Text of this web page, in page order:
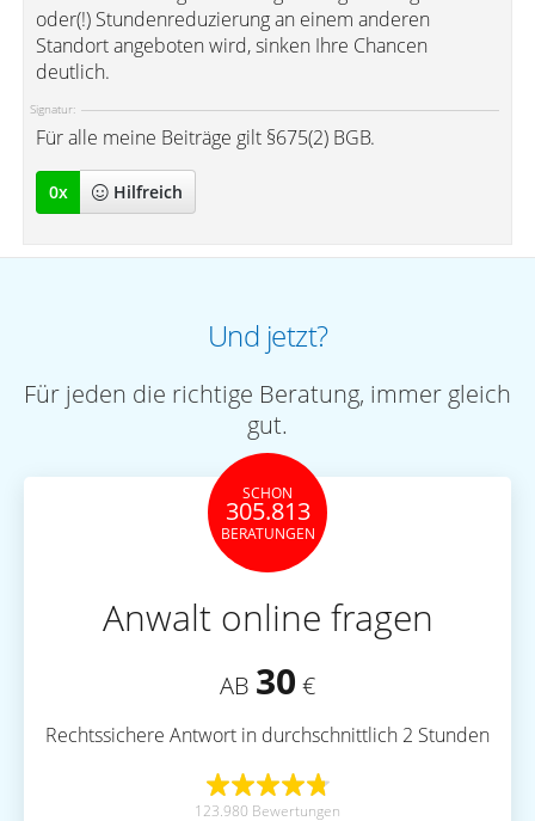
oder(!) Stundenreduzierung an einem anderen
Standort angeboten wird, sinken Ihre Chancen
deutlich.
Signatur:
Für alle meine Beiträge gilt §675(2) BGB.
0x Hilfreich
Und jetzt?
Für jeden die richtige Beratung, immer gleich
gut.
SCHON
305.813
BERATUNGEN
Anwalt online fragen
AB 30 €
Rechtssichere Antwort in durchschnittlich 2 Stunden
123.980 Bewertungen